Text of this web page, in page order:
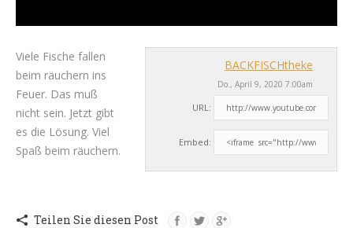
BACKFISCHtheke
Do., April 9, 2020 7:00am
URL:
Embed:
Viele Fische fallen
beim räuchern ins
Feuer. Das muß
nicht sein. Jetzt gibt
es die Lösung. Viel
Spaß beim räuchern.
Teilen Sie diesen Post